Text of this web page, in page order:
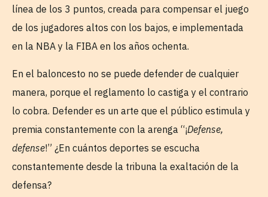
línea de los 3 puntos, creada para compensar el juego
de los jugadores altos con los bajos, e implementada
en la NBA y la FIBA en los años ochenta.
En el baloncesto no se puede defender de cualquier
manera, porque el reglamento lo castiga y el contrario
lo cobra. Defender es un arte que el público estimula y
premia constantemente con la arenga “¡Defense,
defense!” ¿En cuántos deportes se escucha
constantemente desde la tribuna la exaltación de la
defensa?